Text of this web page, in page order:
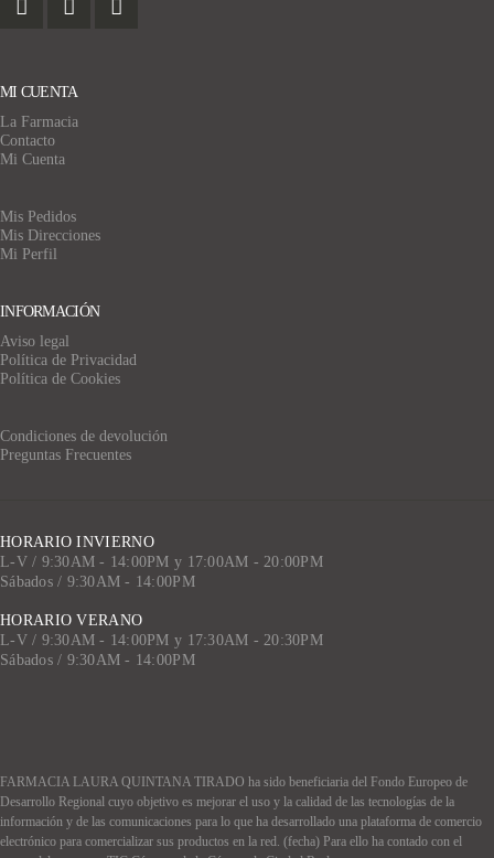
MI CUENTA
La Farmacia
Contacto
Mi Cuenta
Mis Pedidos
Mis Direcciones
Mi Perfil
INFORMACIÓN
Aviso legal
Política de Privacidad
Política de Cookies
Condiciones de devolución
Preguntas Frecuentes
HORARIO INVIERNO
L-V / 9:30AM - 14:00PM y 17:00AM - 20:00PM
Sábados / 9:30AM - 14:00PM
HORARIO VERANO
L-V / 9:30AM - 14:00PM y 17:30AM - 20:30PM
Sábados / 9:30AM - 14:00PM
FARMACIA LAURA QUINTANA TIRADO ha sido beneficiaria del Fondo Europeo de
Desarrollo Regional cuyo objetivo es mejorar el uso y la calidad de las tecnologías de la
información y de las comunicaciones para lo que ha desarrollado una plataforma de comercio
electrónico para comercializar sus productos en la red. (fecha) Para ello ha contado con el